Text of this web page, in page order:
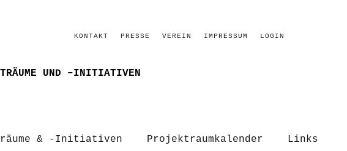
KONTAKT PRESSE VEREIN IMPRESSUM LOGIN
UND –INITIATIVEN
& -Initiativen Projektraumkalender Links